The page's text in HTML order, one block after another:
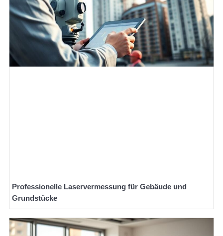
Professionelle Laservermessung für Gebäude und
Grundstücke